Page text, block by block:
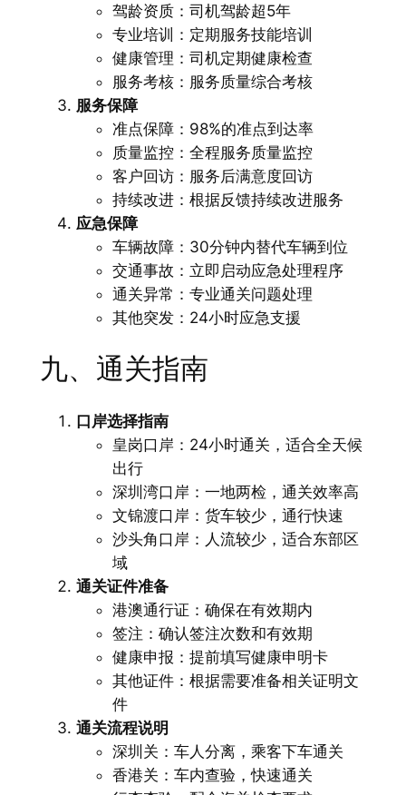
驾龄资质：司机驾龄超5年
专业培训：定期服务技能培训
健康管理：司机定期健康检查
服务考核：服务质量综合考核
服务保障
准点保障：98%的准点到达率
质量监控：全程服务质量监控
客户回访：服务后满意度回访
持续改进：根据反馈持续改进服务
应急保障
车辆故障：30分钟内替代车辆到位
交通事故：立即启动应急处理程序
通关异常：专业通关问题处理
其他突发：24小时应急支援
九、通关指南
口岸选择指南
皇岗口岸：24小时通关，适合全天候
出行
深圳湾口岸：一地两检，通关效率高
文锦渡口岸：货车较少，通行快速
沙头角口岸：人流较少，适合东部区
域
通关证件准备
港澳通行证：确保在有效期内
签注：确认签注次数和有效期
健康申报：提前填写健康申明卡
其他证件：根据需要准备相关证明文
件
通关流程说明
深圳关：车人分离，乘客下车通关
香港关：车内查验，快速通关